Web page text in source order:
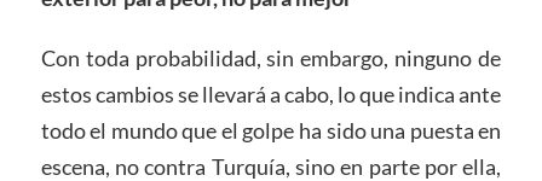
Con toda probabilidad, sin embargo, ninguno de
estos cambios se llevará a cabo, lo que indica ante
todo el mundo que el golpe ha sido una puesta en
escena, no contra Turquía, sino en parte por ella,